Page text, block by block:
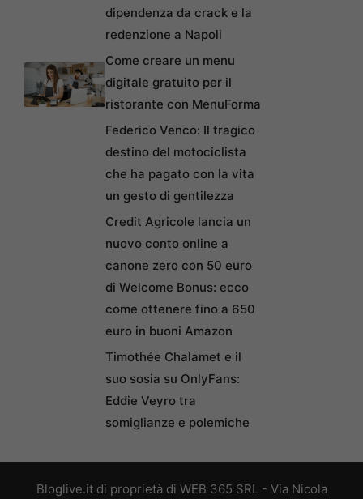
dipendenza da crack e la
redenzione a Napoli
Come creare un menu
digitale gratuito per il
ristorante con MenuForma
Federico Venco: Il tragico
destino del motociclista
che ha pagato con la vita
un gesto di gentilezza
Credit Agricole lancia un
nuovo conto online a
canone zero con 50 euro
di Welcome Bonus: ecco
come ottenere fino a 650
euro in buoni Amazon
Timothée Chalamet e il
suo sosia su OnlyFans:
Eddie Veyro tra
somiglianze e polemiche
Bloglive.it di proprietà di WEB 365 SRL - Via Nicola